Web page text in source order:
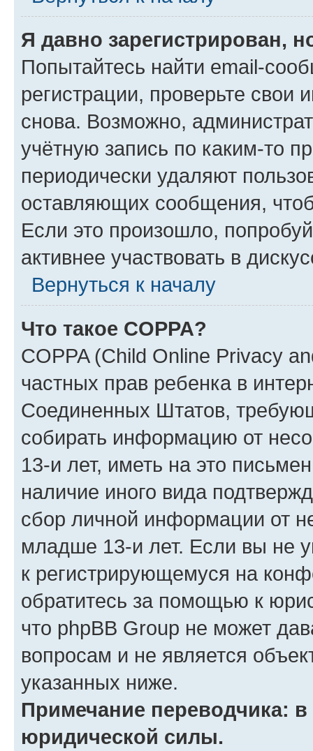
Я давно зарегистрирован,
Попытайтесь найти email-
регистрации, проверьте свои
снова. Возможно,
учётную запись по каким-то
периодически удаляют
оставляющих сообщения,
Если это произошло,
активнее участвовать в
Вернуться к началу
Что такое COPPA?
COPPA (Child Online Privacy
частных прав ребенка в
Соединенных Штатов,
собирать информацию от
13-и лет, иметь на это
наличие иного вида
сбор личной информации от
младше 13-и лет. Если вы не
к регистрирующемуся на
обратитесь за помощью к
что phpBB Group не может
вопросам и не является
указанных ниже.
Примечание переводчика:
юридической силы.